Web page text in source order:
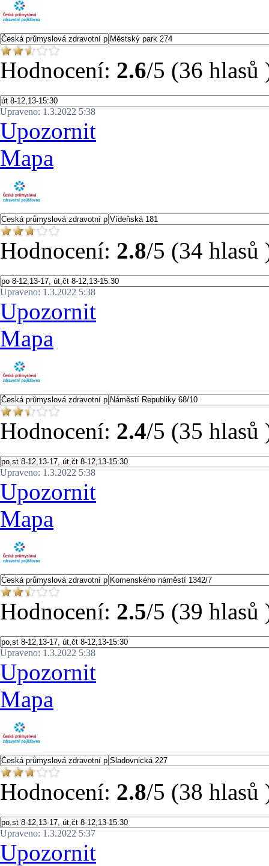
Hodnocení: 2.6/5 (36 hlasů
Upraveno: 1.3.2022 5:38
Upozornit
Mapa
Hodnocení: 2.8/5 (34 hlasů
Upraveno: 1.3.2022 5:38
Upozornit
Mapa
Hodnocení: 2.4/5 (35 hlasů
Upraveno: 1.3.2022 5:38
Upozornit
Mapa
Hodnocení: 2.5/5 (39 hlasů
Upraveno: 1.3.2022 5:38
Upozornit
Mapa
Hodnocení: 2.8/5 (38 hlasů
Upraveno: 1.3.2022 5:37
Upozornit